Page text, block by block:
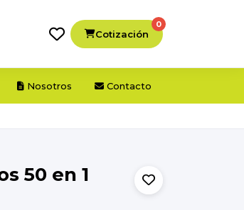
Cotización
0
Nosotros Contacto
50 en 1